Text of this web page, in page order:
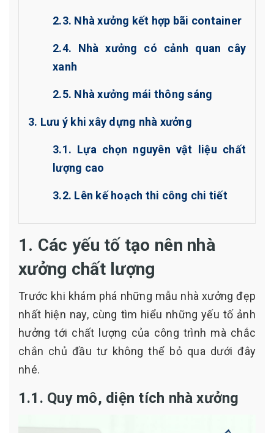
2.3. Nhà xưởng kết hợp bãi container
2.4. Nhà xưởng có cảnh quan cây
xanh
2.5. Nhà xưởng mái thông sáng
3. Lưu ý khi xây dựng nhà xưởng
3.1. Lựa chọn nguyên vật liệu chất
lượng cao
3.2. Lên kế hoạch thi công chi tiết
1. Các yếu tố tạo nên nhà
xưởng chất lượng
Trước khi khám phá những mẫu nhà xưởng đẹp
nhất hiện nay, cùng tìm hiểu những yếu tố ảnh
hưởng tới chất lượng của công trình mà chắc
chắn chủ đầu tư không thể bỏ qua dưới đây
nhé.
1.1. Quy mô, diện tích nhà xưởng